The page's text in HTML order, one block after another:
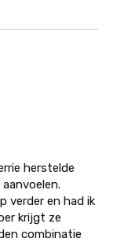
herstelde
verder en had ik
krijgt ze
combinatie